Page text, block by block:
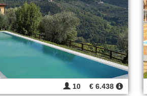
10 € 6.438